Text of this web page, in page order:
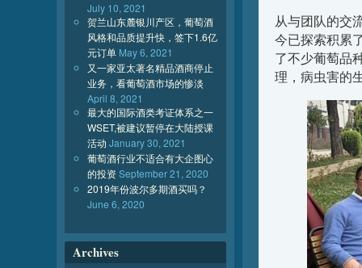
从与团队的交
今已探索积累
了不少葡萄品
理，病虫害的
July 10, 2021
贺兰山东麓银川产区，葡萄酒
风格和品质提升快，签下1.6亿
元订单 May 6, 2021
又一家亚太著名精品酒商停止
业务，看葡萄酒市场的惨淡
April 8, 2021
最大的国际酒类考证体系之一
WSET,被建议暂停在大陆授课
活动 January 30, 2021
葡萄酒行业不适合有大企图心
的投资September 21, 2020
2019年份波尔多期酒买吗？
June 6, 2020
Archives